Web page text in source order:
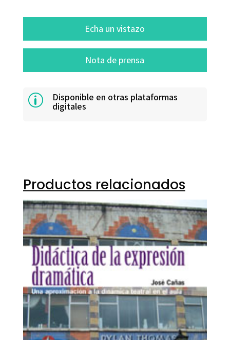
Echa un vistazo
Nota de prensa
p Disponible en otras plataformas
digitales
Productos relacionados